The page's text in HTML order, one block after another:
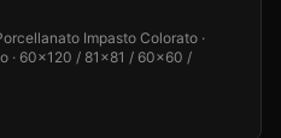
Impasto Colorato ·
· 60x120 / 81x81 / 60x60 /